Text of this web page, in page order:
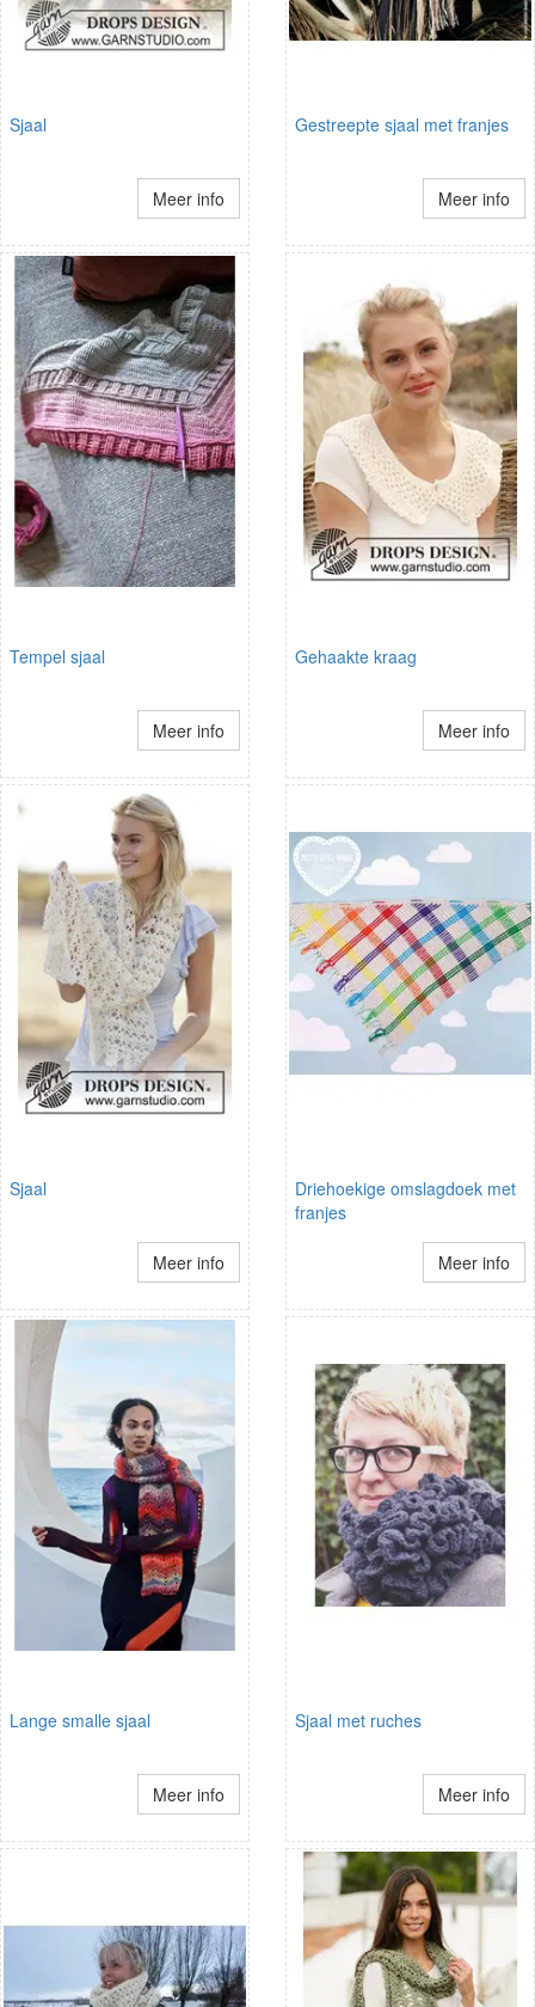
Sjaal
Meer info
Gestreepte sjaal met franjes
Meer info
Tempel sjaal
Meer info
Gehaakte kraag
Meer info
Sjaal
Meer info
Driehoekige omslagdoek met
franjes
Meer info
Lange smalle sjaal
Meer info
Sjaal met ruches
Meer info